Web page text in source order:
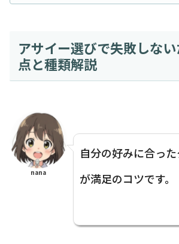
アサイー選びで失敗しな
点と種類解説
nana
自分の好みに合っ
が満足のコツです。